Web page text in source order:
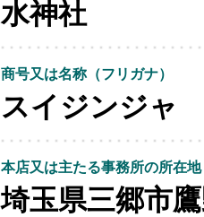
水神社
商号又は名称（フリガナ）
スイジンジャ
本店又は主たる事務所の所在地
埼玉県三郷市